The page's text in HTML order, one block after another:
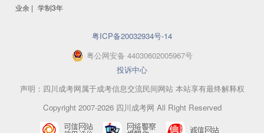
业余 | 学制3年
粤ICP备20032934号-14
粤公网安备 44030602005967号
投诉中心
声明：四川成考网属于成考信息交流民间网站 本站享有最终解释权
Copyright 2007-2026 四川成考网 All Right Reserved